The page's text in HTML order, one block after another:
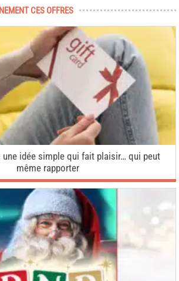
CES OFFRES
une idée simple qui fait plaisir… qui peut
même rapporter